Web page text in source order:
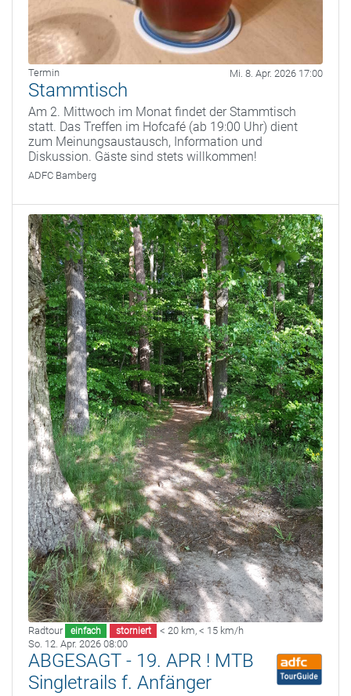
Termin Mi. 8. Apr. 2026 17:00
Stammtisch
Am 2. Mittwoch im Monat findet der Stammtisch
statt. Das Treffen im Hofcafé (ab 19:00 Uhr) dient
zum Meinungsaustausch, Information und
Diskussion. Gäste sind stets willkommen!
ADFC Bamberg
Radtour einfach storniert < 20 km, < 15 km/h
So. 12. Apr. 2026 08:00
ABGESAGT - 19. APR ! MTB
Singletrails f. Anfänger